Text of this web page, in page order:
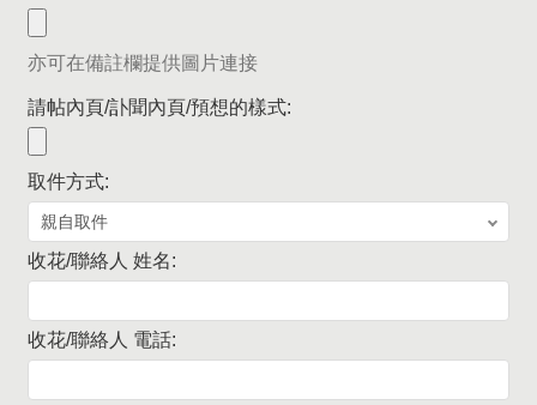
亦可在備註欄提供圖片連接
請帖內頁/訃聞內頁/預想的樣式:
取件方式:
收花/聯絡人 姓名:
收花/聯絡人 電話: